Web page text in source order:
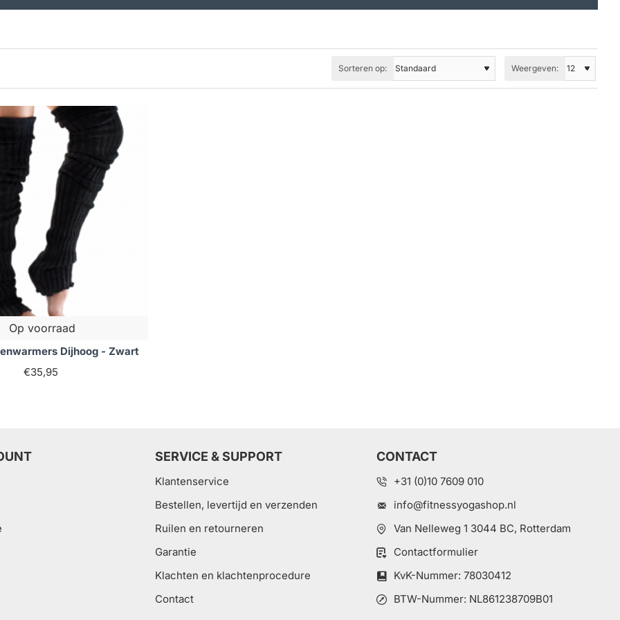
Sorteren op: Weergeven:
Op voorraad
Dijhoog - Zwart
€35,95
SERVICE & SUPPORT
Klantenservice
Bestellen, levertijd en verzenden
Ruilen en retourneren
Garantie
Klachten en klachtenprocedure
Contact
CONTACT
+31 (0)10 7609 010
info@fitnessyogashop.nl
Van Nelleweg 1 3044 BC, Rotterdam
Contactformulier
KvK-Nummer: 78030412
BTW-Nummer: NL861238709B01